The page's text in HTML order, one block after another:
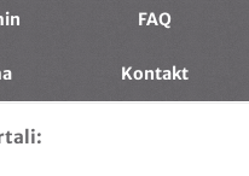
FAQ
Kontakt